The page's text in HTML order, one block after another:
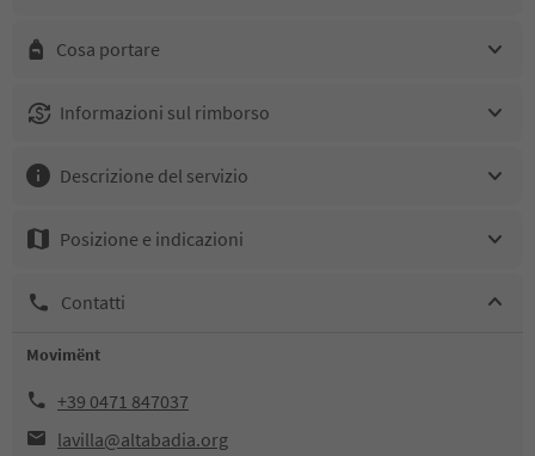
Cosa portare
Informazioni sul rimborso
Descrizione del servizio
Posizione e indicazioni
Contatti
Movimënt
+39 0471 847037
lavilla@altabadia.org